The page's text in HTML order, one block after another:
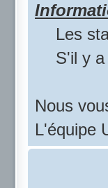
Les
S'il y
Nous
L'équipe